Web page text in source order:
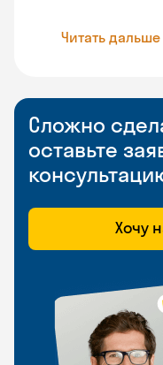
Читать дальше
Сложно
оставьте
Хочу